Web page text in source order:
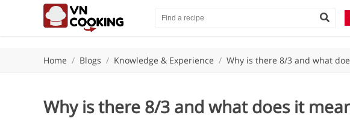
Home / Blogs / Knowledge & Experience / Why is there 8/3 and what
Why is there 8/3 and what does it